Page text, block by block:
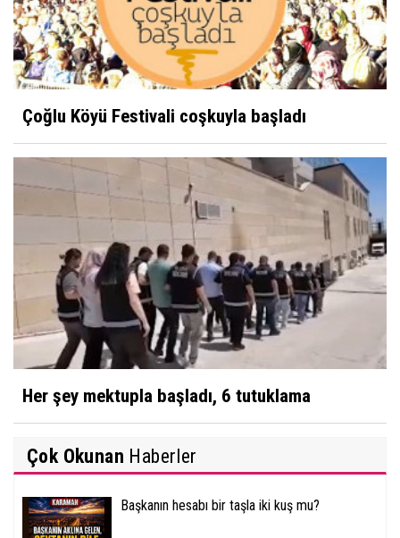
Çoğlu Köyü Festivali coşkuyla başladı
Her şey mektupla başladı, 6 tutuklama
Çok Okunan Haberler
Başkanın hesabı bir taşla iki kuş mu?